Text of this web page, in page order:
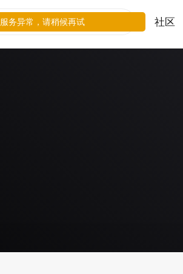
社区
服务异常，请稍候再试